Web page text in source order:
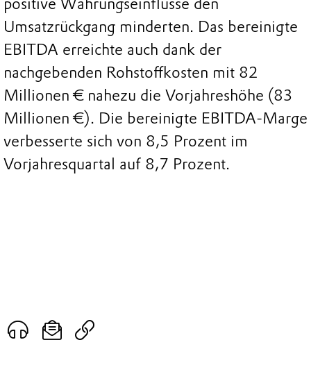
Umsatzrückgang minderten. Das bereinigte
EBITDA erreichte auch dank der
nachgebenden Rohstoffkosten mit 82
Millionen € nahezu die Vorjahreshöhe (83
Millionen €). Die bereinigte EBITDA-Marge
verbesserte sich von 8,5 Prozent im
Vorjahresquartal auf 8,7 Prozent.